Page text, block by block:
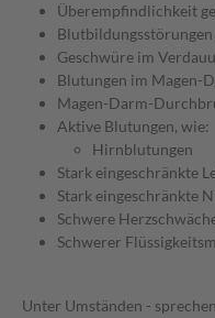
Überempfindlichkeit
Blutbildungsstörungen
Geschwüre im
Blutungen im Magen-
Magen-Darm-
Aktive Blutungen, wie:
Hirnblutungen
Stark eingeschränkte
Stark eingeschränkte
Schwere
Schwerer
Unter Umständen -